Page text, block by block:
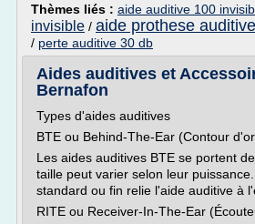
Thèmes liés : aide auditive 100
invisible / aide prothese auditive
/ perte auditive 30 db
Aides auditives et
Bernafon
Types d'aides auditives
BTE ou Behind-The-Ear (Contour
Les aides auditives BTE se portent
taille peut varier selon leur
standard ou fin relie l'aide auditive à
RITE ou Receiver-In-The-Ear